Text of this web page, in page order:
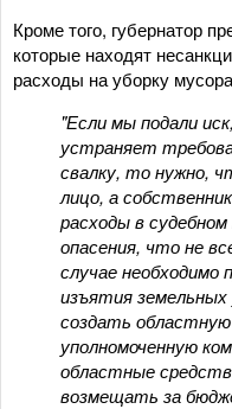
Кроме того, губернатор
которые находят
расходы на уборку
"Если мы подали
устраняет
свалку, то нужно,
лицо, а
расходы в
опасения, что не
случае необходимо
изъятия
создать
уполномоченную
областные
возмещать за